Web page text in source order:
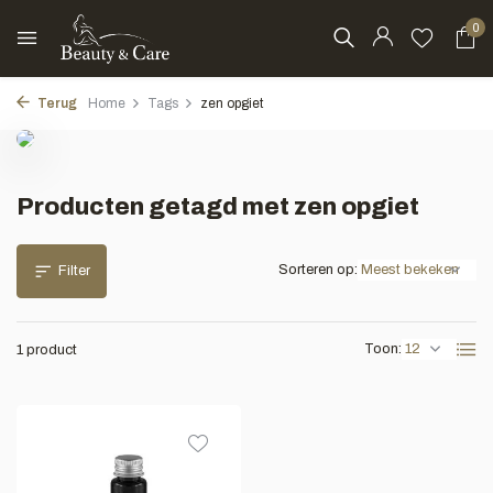
0
Terug Home Tags zen opgiet
Producten getagd met zen opgiet
Filter
1 product Toon:
Sorteren op: